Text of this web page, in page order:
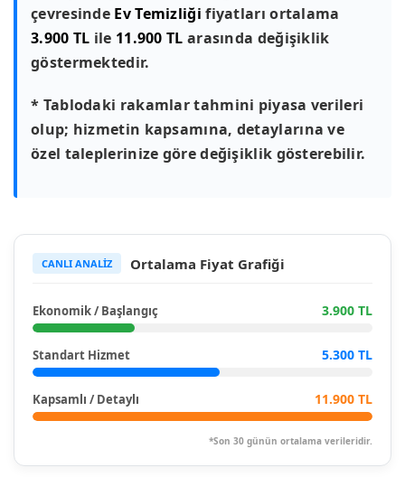
çevresinde Ev Temizliği fiyatları ortalama
3.900 TL ile 11.900 TL arasında değişiklik
göstermektedir.
* Tablodaki rakamlar tahmini piyasa verileri
olup; hizmetin kapsamına, detaylarına ve
özel taleplerinize göre değişiklik gösterebilir.
CANLI ANALİZ Ortalama Fiyat Grafiği
Ekonomik / Başlangıç 3.900 TL
Standart Hizmet 5.300 TL
Kapsamlı / Detaylı 11.900 TL
*Son 30 günün ortalama verileridir.